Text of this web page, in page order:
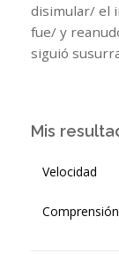
disimular/ el
fue/ y
siguió
Mis
Velocidad
Comprensión